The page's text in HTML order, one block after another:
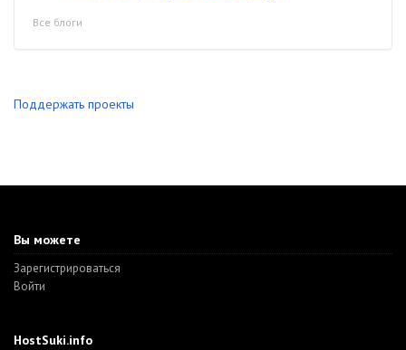
Все блоги
Поддержать проекты
Вы можете
Зарегистрироваться
Войти
HostSuki.info